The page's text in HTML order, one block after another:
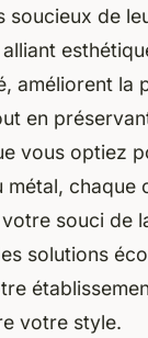
soucieux de
améliorent la
en
vous optiez
métal, chaque
souci de
solutions
votre style.